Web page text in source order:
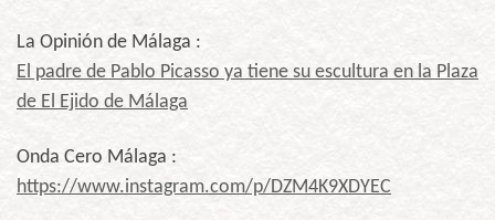
La Opinión de Málaga :
El padre de Pablo Picasso ya tiene su escultura en la Plaza
de El Ejido de Málaga
Onda Cero Málaga :
https://www.instagram.com/p/DZM4K9XDYEC